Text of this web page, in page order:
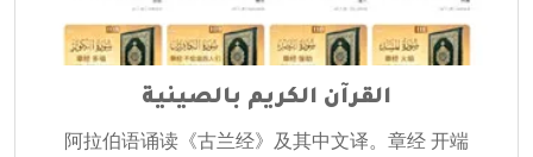
القرآن الكريم بالصينية
阿拉伯语诵读《古兰经》及其中文译。章经 开端